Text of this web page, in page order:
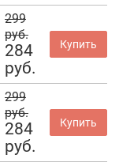
299
руб.
284
руб.
Купить
299
руб.
284
руб.
Купить